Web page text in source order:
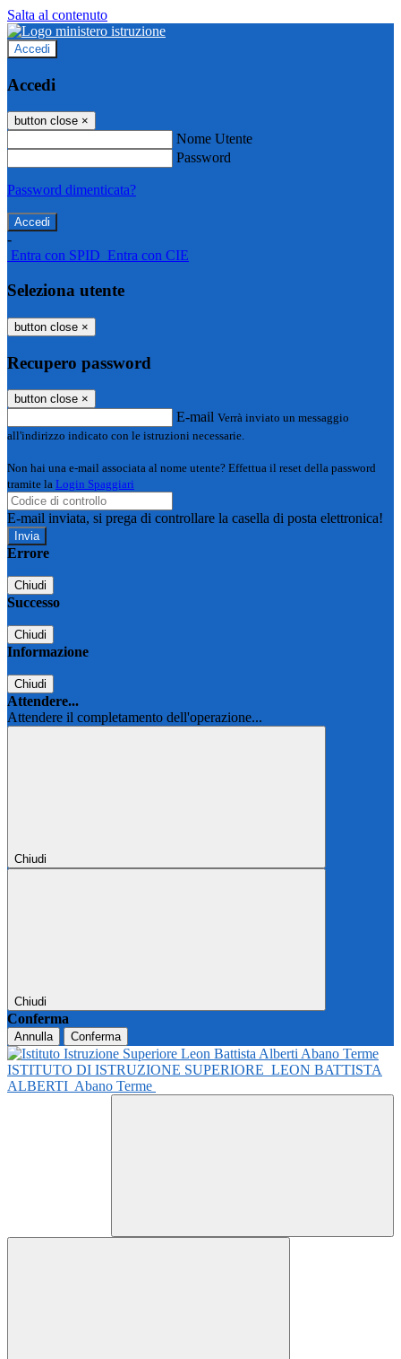
Salta al contenuto
Accedi
Accedi
button close ×
Nome Utente
Password
Password dimenticata?
-
Entra con SPID Entra con CIE
Seleziona utente
button close ×
Recupero password
button close ×
E-mail Verrà inviato un messaggio
all'indirizzo indicato con le istruzioni necessarie.
Non hai una e-mail associata al nome utente? Effettua il reset della password
tramite la Login Spaggiari
E-mail inviata, si prega di controllare la casella di posta elettronica!
Errore
Chiudi
Successo
Chiudi
Informazione
Chiudi
Attendere...
Attendere il completamento dell'operazione...
Chiudi
Chiudi
Conferma
Annulla Conferma
ISTITUTO DI ISTRUZIONE SUPERIORE LEON BATTISTA
ALBERTI Abano Terme